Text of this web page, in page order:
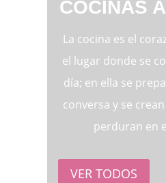
COCINAS
La cocina es el
el lugar donde se
día; en ella se
conversa y se
perduran en
VER TODOS